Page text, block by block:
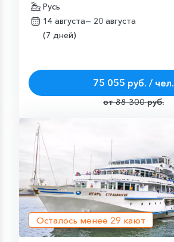
Русь
14 августа— 20 августа
(7 дней)
75 055 руб. / чел.
от 88 300 руб.
Осталось менее 29 кают